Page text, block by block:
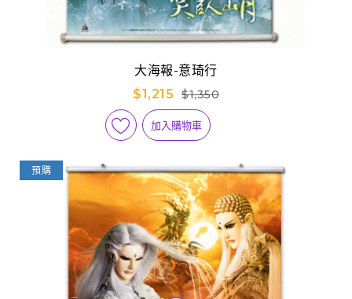
大海報-意琦行
$1,215
$1,350
加入購物車
預購